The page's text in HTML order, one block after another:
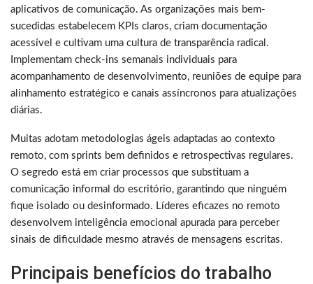
aplicativos de comunicação. As organizações mais bem-
sucedidas estabelecem KPIs claros, criam documentação
acessível e cultivam uma cultura de transparência radical.
Implementam check-ins semanais individuais para
acompanhamento de desenvolvimento, reuniões de equipe para
alinhamento estratégico e canais assíncronos para atualizações
diárias.
Muitas adotam metodologias ágeis adaptadas ao contexto
remoto, com sprints bem definidos e retrospectivas regulares.
O segredo está em criar processos que substituam a
comunicação informal do escritório, garantindo que ninguém
fique isolado ou desinformado. Líderes eficazes no remoto
desenvolvem inteligência emocional apurada para perceber
sinais de dificuldade mesmo através de mensagens escritas.
Principais benefícios do trabalho